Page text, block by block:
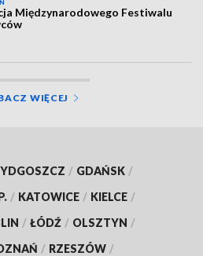
Międzynarodowego Festiwalu
WIĘCEJ
/ GDAŃSK /
/ KATOWICE / KIELCE /
/ ŁÓDŹ / OLSZTYN /
/ RZESZÓW /